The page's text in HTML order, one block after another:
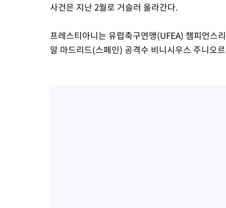
사건은 지난 2월로 거슬러 올라간다.
프레스티아니는 유럽축구연맹(UFEA) 챔피언스
알 마드리드(스페인) 공격수 비니시우스 주니오